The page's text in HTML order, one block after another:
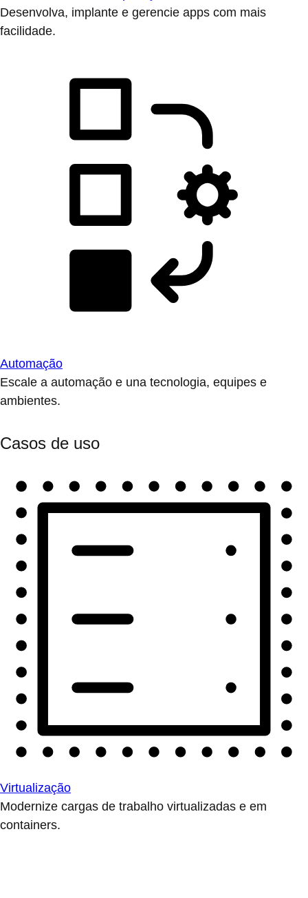
Desenvolva, implante e gerencie apps com mais
facilidade.
Automação
Escale a automação e una tecnologia, equipes e
ambientes.
Casos de uso
Virtualização
Modernize cargas de trabalho virtualizadas e em
containers.